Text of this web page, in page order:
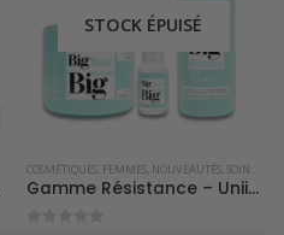
STOCK ÉPUISÉ
COSMÉTIQUES FEMMES NOUVEAUTÉS SOINS CAPILLAIRES
Gamme Résistance – Uniikone – Kit Complet